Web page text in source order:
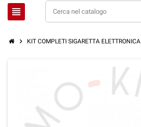
view_headline
chevron_right KIT COMPLETI SIGARETTA ELETTRONICA